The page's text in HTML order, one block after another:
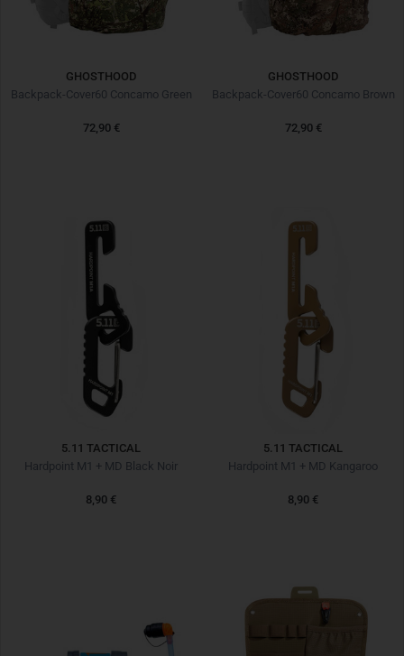
GHOSTHOOD
Backpack-Cover60 Concamo Green
72,90 €
GHOSTHOOD
Backpack-Cover60 Concamo Brown
72,90 €
5.11 TACTICAL
Hardpoint M1 + MD Black Noir
8,90 €
5.11 TACTICAL
Hardpoint M1 + MD Kangaroo
8,90 €